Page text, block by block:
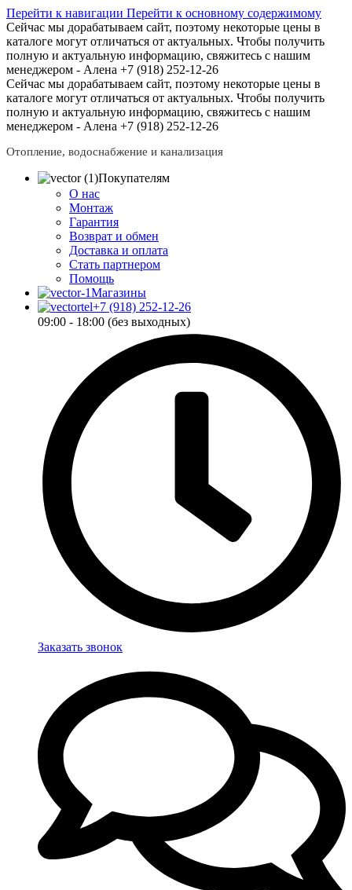
Перейти к навигации Перейти к основному содержимому
Сейчас мы дорабатываем сайт, поэтому некоторые цены в
каталоге могут отличаться от актуальных. Чтобы получить
полную и актуальную информацию, свяжитесь с нашим
менеджером - Алена +7 (918) 252-12-26
Сейчас мы дорабатываем сайт, поэтому некоторые цены в
каталоге могут отличаться от актуальных. Чтобы получить
полную и актуальную информацию, свяжитесь с нашим
менеджером - Алена +7 (918) 252-12-26
Отопление, водоснабжение и канализация
Покупателям
О нас
Монтаж
Гарантия
Возврат и обмен
Доставка и оплата
Стать партнером
Помощь
Магазины
+7 (918) 252-12-26
09:00 - 18:00 (без выходных)
Заказать звонок